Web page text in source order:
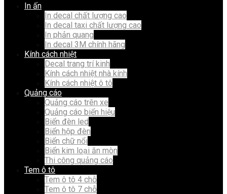
In ấn
In decal chất lượng cao
In decal taxi chất lượng cao
In phản quang
In decal 3M chính hãng
Kính cách nhiệt
Decal trang trí kinh
Kính cách nhiệt nhà kính
Kính cách nhiệt ô tô
Quảng cáo
Quảng cáo trên xe
Quảng cáo biển hiệu
Biển đèn led
Biển hộp đèn
Biển chữ nổi
Biển kim loại ăn mòn
Thi công quảng cáo
Tem ô tô
Tem ô tô 4 chỗ
Tem ô tô 7 chỗ